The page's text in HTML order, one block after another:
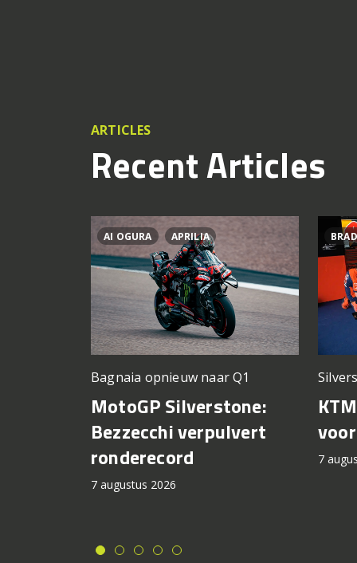
ARTICLES
Recent Articles
AI OGURA APRILIA
Bagnaia opnieuw naar Q1
MotoGP Silverstone:
Bezzecchi verpulvert
ronderecord
7 augustus 2026
7